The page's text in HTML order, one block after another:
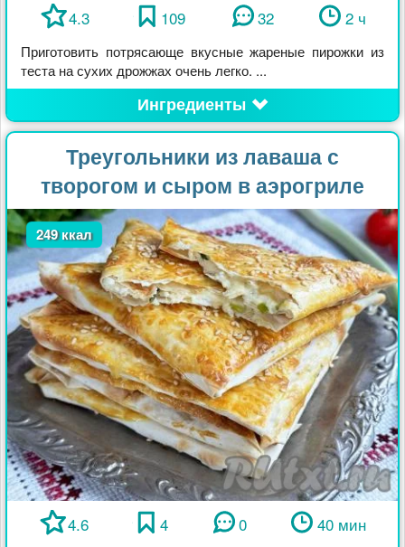
4.3 109 32 2 ч
Приготовить потрясающе вкусные жареные пирожки из
теста на сухих дрожжах очень легко. ...
Ингредиенты
Треугольники из лаваша с
творогом и сыром в аэрогриле
249 ккал
4.6 4 0 40 мин